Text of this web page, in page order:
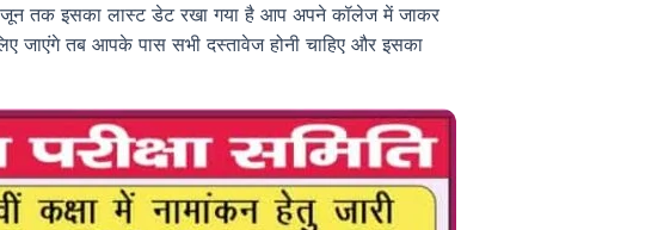
तक इसका लास्ट डेट रखा गया है आप अपने कॉलेज में जाकर
जाएंगे तब आपके पास सभी दस्तावेज होनी चाहिए और इसका